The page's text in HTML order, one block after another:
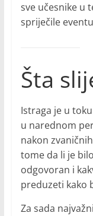
sve učesnike u
spriječile
Šta
Istraga je u
u narednom
nakon
tome da li je
odgovoran i
preduzeti kako
Za sada